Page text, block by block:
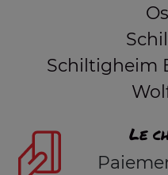
Schiltigheim
Le